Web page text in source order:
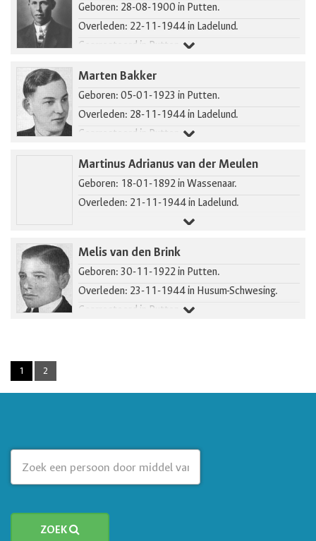
Geboren: 28-08-1900 in Putten.
Overleden: 22-11-1944 in Ladelund.
Gearresteerd in Putten.
Marten Bakker
Geboren: 05-01-1923 in Putten.
Overleden: 28-11-1944 in Ladelund.
Gearresteerd in Putten.
Martinus Adrianus van der Meulen
Geboren: 18-01-1892 in Wassenaar.
Overleden: 21-11-1944 in Ladelund.
Melis van den Brink
Geboren: 30-11-1922 in Putten.
Overleden: 23-11-1944 in Husum-Schwesing.
Gearresteerd in Putten.
1 2
ZOEK